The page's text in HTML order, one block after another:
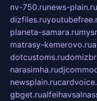
nv-750.runews-plain.ru
dizfiles.ru
planeta-samara.ru
matrasy-kemerovo.ru
dotcustoms.ru
narasimha.ru
newsplain.ru
gbget.ru